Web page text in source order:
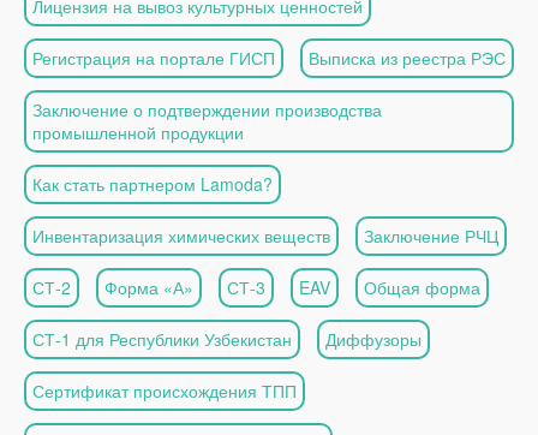
Лицензия на вывоз культурных ценностей
Регистрация на портале ГИСП Выписка из реестра РЭС
Заключение о подтверждении производства
промышленной продукции
Как стать партнером Lamoda?
Инвентаризация химических веществ Заключение РЧЦ
СТ-2 Форма «А» СТ-3 EAV Общая форма
СТ-1 для Республики Узбекистан Диффузоры
Сертификат происхождения ТПП